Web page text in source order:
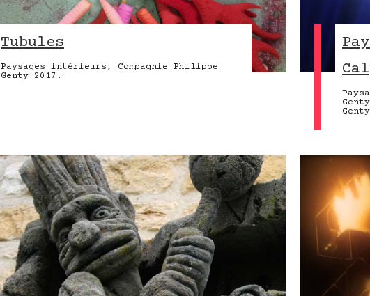
Tubules
Paysages intérieurs, Compagnie Philippe
Genty 2017.